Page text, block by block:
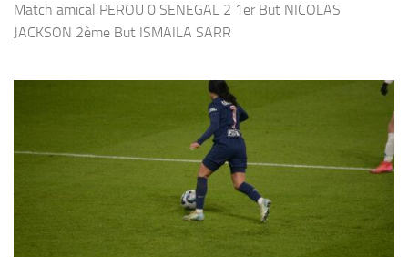
Match amical PEROU 0 SENEGAL 2 1er But NICOLAS
JACKSON 2ème But ISMAILA SARR